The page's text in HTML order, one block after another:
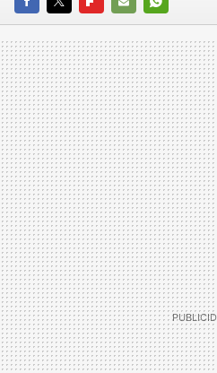
FACEBOOK
TWITTERFLIPBOARD
E-
MAIL
WHATSAPP